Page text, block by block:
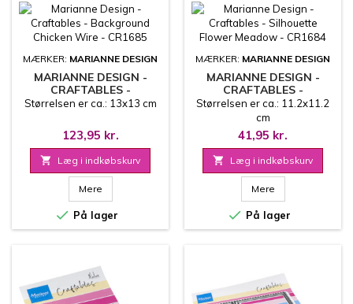
MÆRKER: MARIANNE DESIGN
MARIANNE DESIGN -
CRAFTABLES -
BACKGROUND CHICKEN
Størrelsen er ca.: 13x13 cm
123,95 kr.
 Læg i indkøbskurv
Mere
 På lager
MÆRKER: MARIANNE DESIGN
MARIANNE DESIGN -
CRAFTABLES -
SILHOUETTE FLOWER
MEADOW - CR1684
Størrelsen er ca.: 11.2x11.2
cm
41,95 kr.
 Læg i indkøbskurv
Mere
 På lager